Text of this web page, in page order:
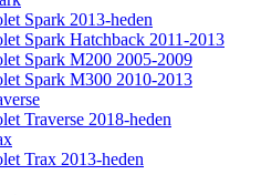
Spark 2013-heden
Spark Hatchback 2011-2013
Spark M200 2005-2009
Spark M300 2010-2013
Traverse 2018-heden
Trax 2013-heden